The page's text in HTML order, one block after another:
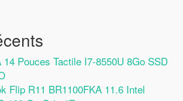
14 Pouces Tactile I7-8550U 8Go SSD
Flip R11 BR1100FKA 11.6 Intel